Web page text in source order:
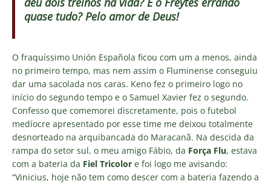
quase tudo? Pelo amor de Deus!
O fraquíssimo Unión Española ficou com um a menos, ainda
no primeiro tempo, mas nem assim o Fluminense conseguiu
dar uma sacolada nos caras. Keno fez o primeiro logo no
início do segundo tempo e o Samuel Xavier fez o segundo.
Confesso que comemorei discretamente, pois o futebol
medíocre apresentado por esse time me deixou totalmente
desnorteado na arquibancada do Maracanã. Na descida da
rampa do setor sul, o meu amigo Fábio, da Força Flu, estava
com a bateria da Fiel Tricolor e foi logo me avisando:
“Vinicius, hoje não tem como descer com a bateria fazendo a